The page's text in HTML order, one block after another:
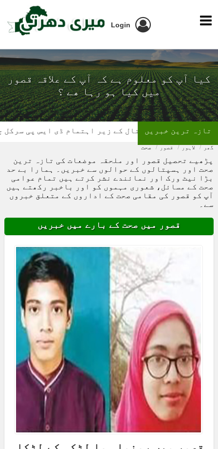
Login
کیا آپ کو معلوم ہے کہ آپ کے علاقہ قصور
میں کیا ہو رہا ھے ؟
کے زیر اہتمام ڈی ایس پی سرکل چونیاں آفس میں بلڈ
تازہ ترین خبریں
گھر لاہور قصور صحت
پڑھیے تحصیل قصور اور ملحقہ موضعات کی تازہ ترین
صحت اور ہسپتالوں کے حوالوں سے خبریں۔ ہمارا بے حد
بڑا نیٹ ورک اور نمائندے نشر کرتے ہیں تمام عوامی
صحت کے مسائل، شعوری مہموں کو اور باخبر رکھتے ہیں
آپ کو قصور کی مقامی صحت کے اداروں کے متعلق خبروں
سے۔
قصور میں صحت کے بارے میں خبریں